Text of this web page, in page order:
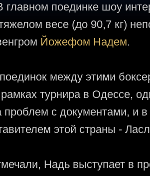
главном поединке шоу
весе (до 90,7 кг)
Йожефом Надем.
между этими
турнира в Одессе,
проблем с документами, и в
этой страны -
Надь выступает в